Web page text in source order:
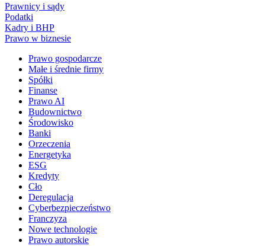
Prawnicy i sądy
Podatki
Kadry i BHP
Prawo w biznesie
Prawo gospodarcze
Małe i średnie firmy
Spółki
Finanse
Prawo AI
Budownictwo
Środowisko
Banki
Orzeczenia
Energetyka
ESG
Kredyty
Cło
Deregulacja
Cyberbezpieczeństwo
Franczyza
Nowe technologie
Prawo autorskie